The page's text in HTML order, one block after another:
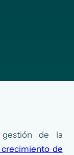
de la
crecimiento de